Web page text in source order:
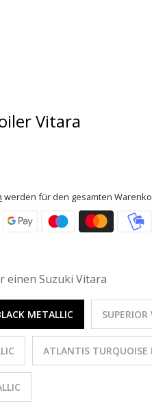
Vitara
werden für den gesamten
einen Suzuki Vitara
METALLIC
ATLANTIS TURQUOISE